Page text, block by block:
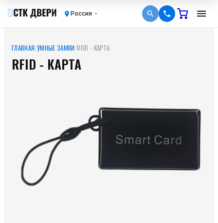
Россия
ГЛАВНАЯ/УМНЫЕ ЗАМКИ/RFID - КАРТА
RFID - КАРТА